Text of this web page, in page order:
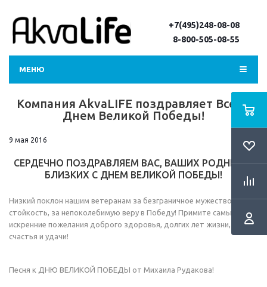
+7(495)248-08-08
8-800-505-08-55
МЕНЮ
Компания AkvaLIFE поздравляет Всех с
Днем Великой Победы!
9 мая 2016
СЕРДЕЧНО ПОЗДРАВЛЯЕМ ВАС, ВАШИХ РОДНЫХ И
БЛИЗКИХ С ДНЕМ ВЕЛИКОЙ ПОБЕДЫ!
Низкий поклон нашим ветеранам за безграничное мужество и
стойкость, за непоколебимую веру в Победу! Примите самые
искренние пожелания доброго здоровья, долгих лет жизни,
счастья и удачи!
Песня к ДНЮ ВЕЛИКОЙ ПОБЕДЫ от Михаила Рудакова!